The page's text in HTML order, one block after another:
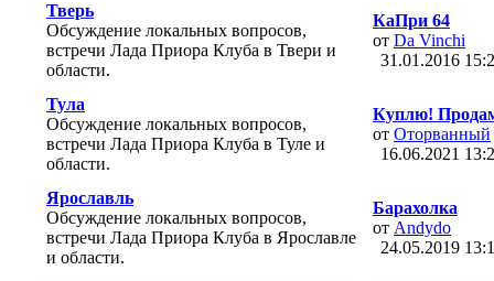
Тверь
Обсуждение локальных вопросов,
встречи Лада Приора Клуба в Твери и
области.
КаПри 64
от Da Vinchi
31.01.2016
Тула
Обсуждение локальных вопросов,
встречи Лада Приора Клуба в Туле и
области.
Куплю!
от Оторванный
16.06.2021
Ярославль
Обсуждение локальных вопросов,
встречи Лада Приора Клуба в Ярославле
и области.
Барахолка
от Andydo
24.05.2019